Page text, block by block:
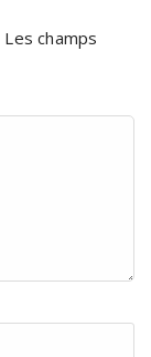
Les champs